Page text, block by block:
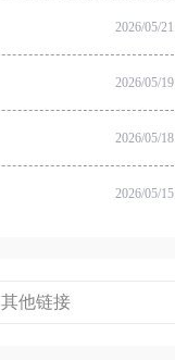
2026/05/21
2026/05/19
2026/05/18
2026/05/15
其他链接